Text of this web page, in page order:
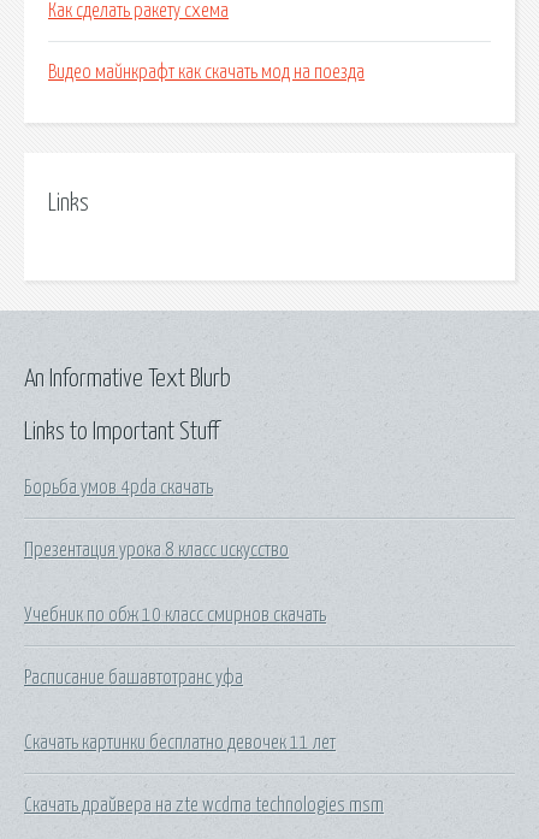
Как сделать ракету схема
Видео майнкрафт как скачать мод на поезда
Links
Links to Important Stuff
Борьба умов 4pda скачать
Презентация урока 8 класс искусство
Учебник по обж 10 класс смирнов скачать
Расписание башавтотранс уфа
Скачать картинки бесплатно девочек 11 лет
Скачать драйвера на zte wcdma technologies msm
An Informative Text Blurb